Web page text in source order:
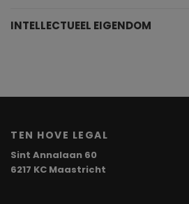
INTELLECTUEEL EIGENDOM
TEN HOVE LEGAL
Sint Annalaan 60
6217 KC Maastricht